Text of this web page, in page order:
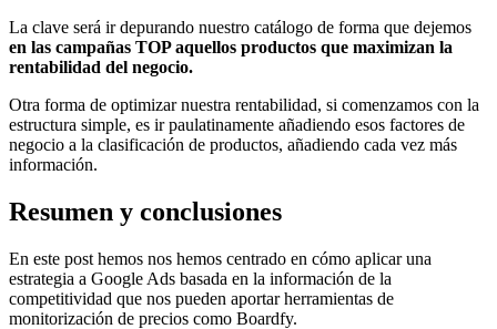
La clave será ir depurando nuestro catálogo de forma que dejemos
en las campañas TOP aquellos productos que maximizan la
rentabilidad del negocio.
Otra forma de optimizar nuestra rentabilidad, si comenzamos con la
estructura simple, es ir paulatinamente añadiendo esos factores de
negocio a la clasificación de productos, añadiendo cada vez más
información.
Resumen y conclusiones
En este post hemos nos hemos centrado en cómo aplicar una
estrategia a Google Ads basada en la información de la
competitividad que nos pueden aportar herramientas de
monitorización de precios como Boardfy.